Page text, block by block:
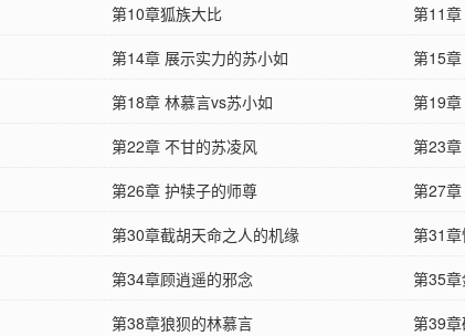
第10章狐族大比 第11
第14章 展示实力的苏小如 第15章
第18章 林慕言vs苏小如 第19
第22章 不甘的苏凌风 第23
第26章 护犊子的师尊 第27
第30章截胡天命之人的机缘 第31
第34章顾逍遥的邪念 第35
第38章狼狈的林慕言 第39章